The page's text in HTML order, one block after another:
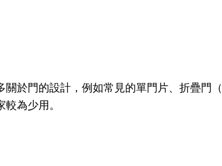
於門的設計，例如常見的單門片、折疊門
為少用。